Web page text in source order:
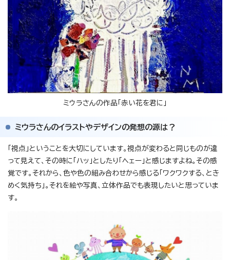
ミウラさんの作品「赤い花を君に」
ミウラさんのイラストやデザインの発想の源は？
「視点」ということを大切にしています。視点が変わると同じものが違
って見えて、その時に「ハッ」としたり「ヘェー」と感じますよね。その感
覚です。それから、色や色の組み合わせから感じる「ワクワクする、とき
めく気持ち」。それを絵や写真、立体作品でも表現したいと思っていま
す。